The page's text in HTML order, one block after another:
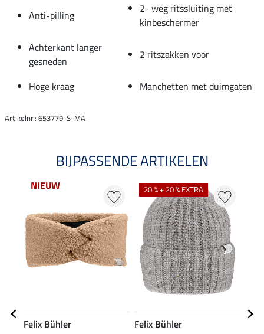
Anti-pilling
2- weg ritssluiting met
kinbeschermer
Achterkant langer
gesneden
2 ritszakken voor
Hoge kraag Manchetten met duimgaten
Artikelnr.: 653779-S-MA
BIJPASSENDE ARTIKELEN
NIEUW
Felix Bühler
20 % + 20 % EXTRA
Felix Bühler